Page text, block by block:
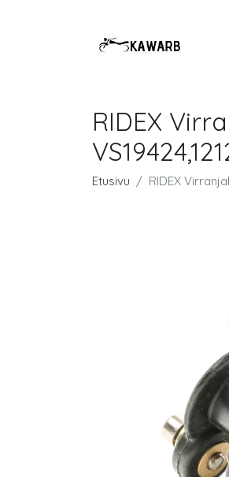
RIDEX
Etusivu RIDEX